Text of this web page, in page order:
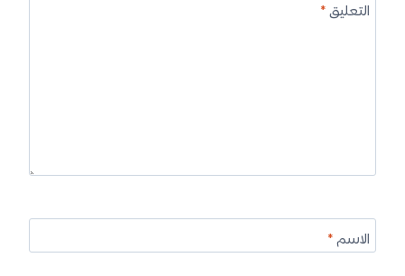
التعليق*
الاسم*